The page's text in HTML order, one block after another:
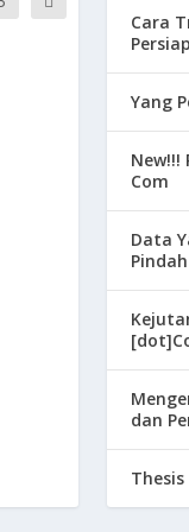
Cara
Yang
New!!!
Com
Data
dan